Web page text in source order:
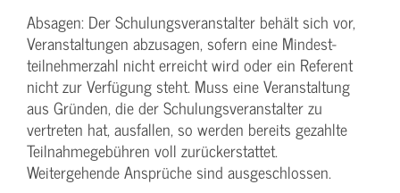
Absagen: Der Schulungs­veranstalter behält sich vor,
Veranstaltungen abzusagen, sofern eine Mindest­
teilnehmerzahl nicht erreicht wird oder ein Referent
nicht zur Verfügung steht. Muss eine Veranstaltung
aus Gründen, die der Schulungs­veranstalter zu
vertreten hat, ausfallen, so werden bereits gezahlte
Teilnahme­gebühren voll zurückerstattet.
Weitergehende Ansprüche sind ausgeschlossen.